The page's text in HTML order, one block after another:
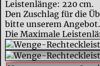
Leistenlänge: 220 cm.
Den Zuschlag für die
bitte unserem Angebot.
Die Maximale